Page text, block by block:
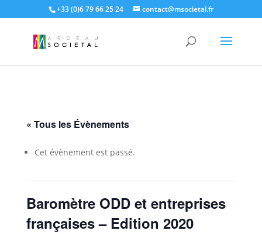
+33 (0)6 79 66 25 24 contact@msocietal.fr
« Tous les Évènements
Cet évènement est passé.
Baromètre ODD et entreprises
françaises – Edition 2020